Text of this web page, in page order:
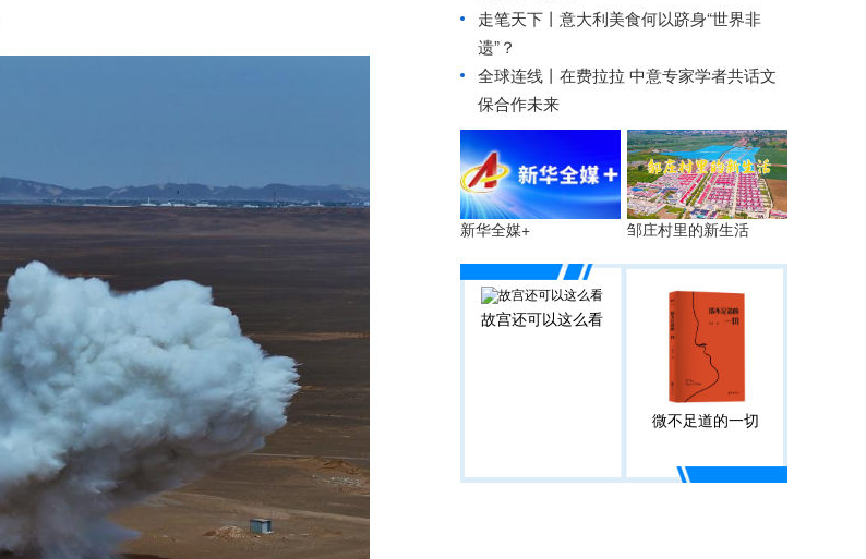
走笔天下丨 意大利美食何以跻身“世界非
遗”？
全球连线丨 在费拉拉 中意专家学者共话文
保合作未来
新华全媒+ 邹庄村里的新生活
故宫还可以这么看
微不足道的一切